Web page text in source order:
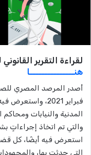
لقراءة التقرير
هنـــــــــــــــا
أصدر المرصد المصري
فبراير 2021،
المدنية والنيابات
استعرض فيه أيضًا، كل
التي حدثت بها،